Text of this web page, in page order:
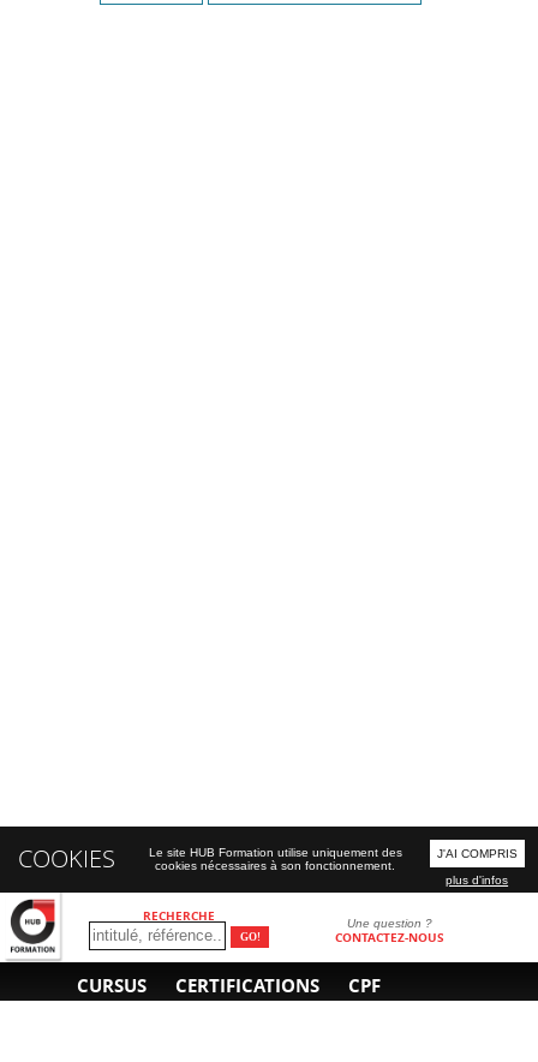
RECHERCHE Une question ?
CONTACTEZ-NOUS
CURSUS CERTIFICATIONS CPF
COOKIES
Le site HUB Formation utilise uniquement des
cookies nécessaires à son fonctionnement.
J'AI COMPRIS
plus d'infos